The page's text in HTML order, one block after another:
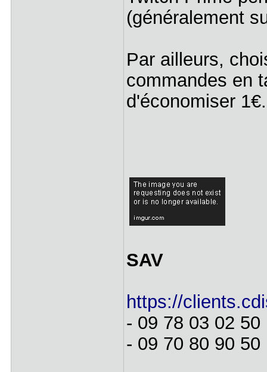
(généralement
Par ailleurs,
commandes en
d'économiser 1€.
SAV
https://
- 09 78 03 02 50
- 09 70 80 90 50